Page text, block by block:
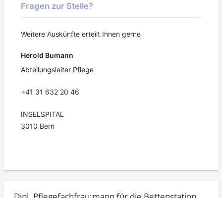
Fragen zur Stelle?
Weitere Auskünfte erteilt Ihnen gerne
Herold Bumann
Abteilungsleiter Pflege
+41 31 632 20 46
INSELSPITAL
3010 Bern